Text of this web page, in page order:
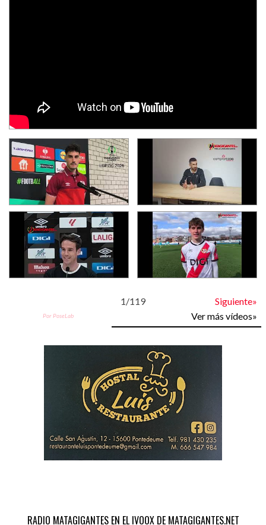
1/119 Siguiente»
Por PoseLab Ver más vídeos»
RADIO MATAGIGANTES EN EL IVOOX DE MATAGIGANTES.NET